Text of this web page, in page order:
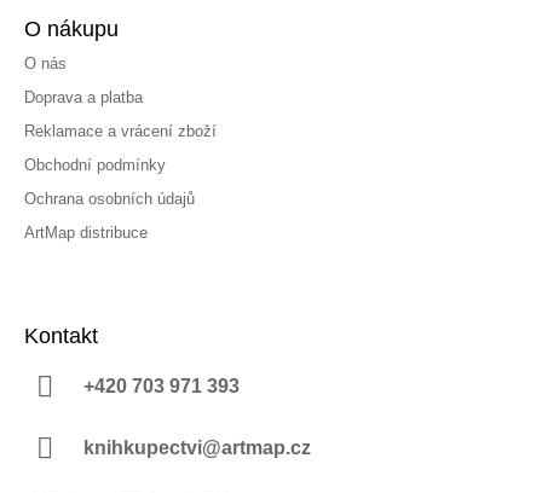
O nákupu
O nás
Doprava a platba
Reklamace a vrácení zboží
Obchodní podmínky
Ochrana osobních údajů
ArtMap distribuce
Kontakt
+420 703 971 393
knihkupectvi@artmap.cz